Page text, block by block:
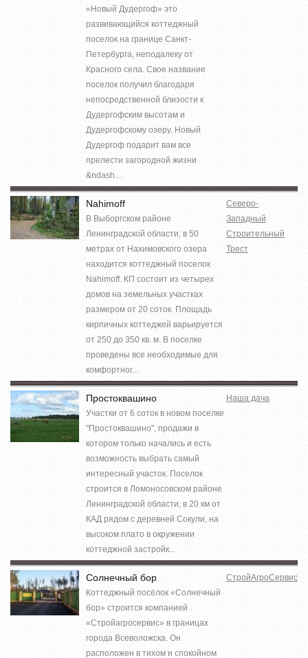
«Новый Дудергоф» это
развивающийся коттеджный
поселок на границе Санкт-
Петербурга, неподалеку от
Красного села. Свое название
поселок получил благодаря
непосредственной близости к
Дудергофским высотам и
Дудергофскому озеру. Новый
Дудергоф подарит вам все
прелести загородной жизни
&ndash...
Nahimoff
В Выборгском районе
Ленинградской области, в 50
метрах от Нахимовского озера
находится коттеджный поселок
Nahimoff. КП состоит из четырех
домов на земельных участках
размером от 20 соток. Площадь
кирпичных коттеджей варьируется
от 250 до 350 кв. м. В поселке
проведены все необходимые для
комфортног...
Северо-
Западный
Строительный
Трест
Простоквашино
Участки от 6 соток в новом поселке
"Простоквашино", продажи в
котором только начались и есть
возможность выбрать самый
интересный участок. Поселок
строится в Ломоносовском районе
Ленинградской области, в 20 км от
КАД рядом с деревней Сокули, на
высоком плато в окружении
коттеджной застройк...
Наша дача
Солнечный бор
Коттеджный посёлок «Солнечный
бор» строится компанией
«Стройагросервис» в границах
города Всеволожска. Он
расположен в тихом и спокойном
СтройАгроСервис